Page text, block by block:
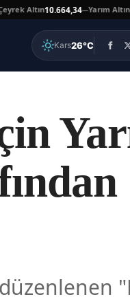
10.664,34— Yarım Altın
Kars26°C